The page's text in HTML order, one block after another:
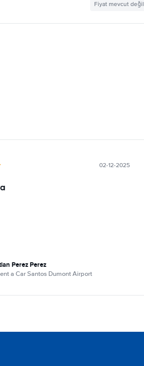
Fiyat mevcut değil
02-12-2025
Perez Perez
a Car Santos Dumont Airport